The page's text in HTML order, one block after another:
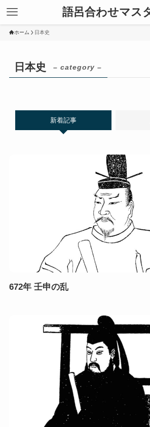
語呂合わせマス
ホーム 日本史
日本史 – category –
新着記事
672年 壬申の乱